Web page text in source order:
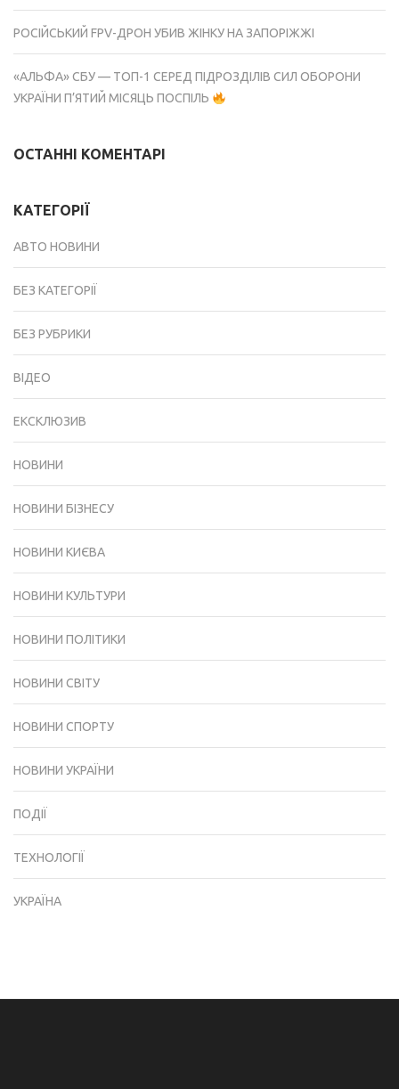
РОСІЙСЬКИЙ FPV-ДРОН УБИВ ЖІНКУ НА ЗАПОРІЖЖІ
«АЛЬФА» СБУ — ТОП-1 СЕРЕД ПІДРОЗДІЛІВ СИЛ ОБОРОНИ
УКРАЇНИ П’ЯТИЙ МІСЯЦЬ ПОСПІЛЬ
ОСТАННІ КОМЕНТАРІ
КАТЕГОРІЇ
АВТО НОВИНИ
БЕЗ КАТЕГОРІЇ
БЕЗ РУБРИКИ
ВІДЕО
ЕКСКЛЮЗИВ
НОВИНИ
НОВИНИ БІЗНЕСУ
НОВИНИ КИЄВА
НОВИНИ КУЛЬТУРИ
НОВИНИ ПОЛІТИКИ
НОВИНИ СВІТУ
НОВИНИ СПОРТУ
НОВИНИ УКРАЇНИ
ПОДІЇ
ТЕХНОЛОГІЇ
УКРАЇНА